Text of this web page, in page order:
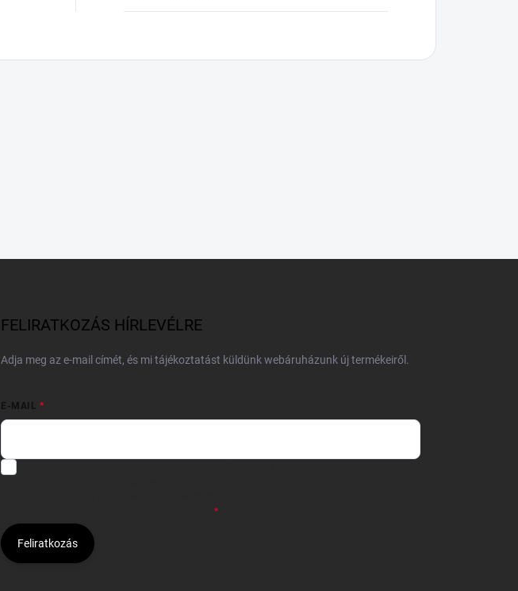
FELIRATKOZÁS HÍRLEVÉLRE
Adja meg az e-mail címét, és mi tájékoztatást küldünk webáruházunk új termékeiről.
E-MAIL
Feliratkozás